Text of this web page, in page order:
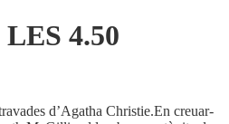
4.50
d’Agatha Christie.En creuar-